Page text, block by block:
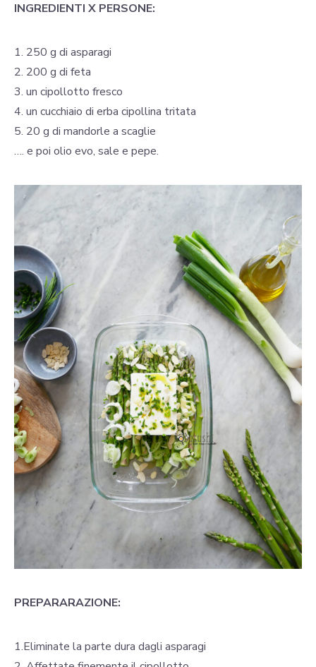
INGREDIENTI X PERSONE:
1. 250 g di asparagi
2. 200 g di feta
3. un cipollotto fresco
4. un cucchiaio di erba cipollina tritata
5. 20 g di mandorle a scaglie
…. e poi olio evo, sale e pepe.
PREPARARAZIONE:
1.Eliminate la parte dura dagli asparagi